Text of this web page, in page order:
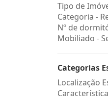
Tipo de
Categoria -
Nº de
Mobiliado -
Categorias
Localização